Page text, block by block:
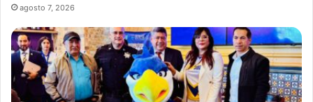
agosto 7, 2026